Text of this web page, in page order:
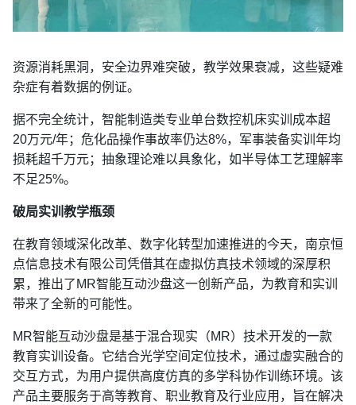
资源消耗黑洞，安全边界难突破，教学效果衰减，这些疑难
杂症有着数据的例证。
据不完全统计，智能制造类专业单台数控机床实训成本超
20万元/年；危化品操作事故率仍达8%，军事装备实训年均
损耗超千万元；抽象理论难以具象化，如半导体工艺理解率
不足25%。
破局实训教学瓶颈
在教育领域深化改革、数字化转型加速推进的今天，南京恒
点信息技术有限公司凭借其在虚拟仿真技术领域的深厚积
累，推出了MR智能互动沙盘这一创新产品，为教育和实训
带来了全新的可能性。
MR智能互动沙盘是基于混合现实（MR）技术开发的一款
教育实训设备。它结合光学空间定位技术，通过虚实融合的
交互方式，为用户提供高度仿真的多学科协作训练环境。该
产品主要服务于高等教育、职业教育及行业应用，旨在解决